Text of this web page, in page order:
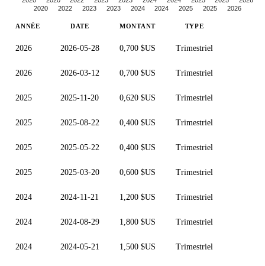
2020
2022
2023
2023
2024
2024
2025
2025
2026
ANNÉE DATE MONTANT TYPE
2026 2026-05-28 0,700 $US Trimestriel
2026 2026-03-12 0,700 $US Trimestriel
2025 2025-11-20 0,620 $US Trimestriel
2025 2025-08-22 0,400 $US Trimestriel
2025 2025-05-22 0,400 $US Trimestriel
2025 2025-03-20 0,600 $US Trimestriel
2024 2024-11-21 1,200 $US Trimestriel
2024 2024-08-29 1,800 $US Trimestriel
2024 2024-05-21 1,500 $US Trimestriel